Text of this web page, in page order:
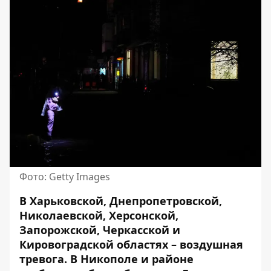
Фото: Getty Images
В Харьковской, Днепропетровской,
Николаевской, Херсонской,
Запорожской, Черкасской и
Кировоградской областях – воздушная
тревога. В Никополе и районе